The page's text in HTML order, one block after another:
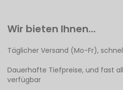
Wir bieten Ihnen...
Täglicher Versand (Mo-Fr),
Dauerhafte Tiefpreise, und fast
verfügbar